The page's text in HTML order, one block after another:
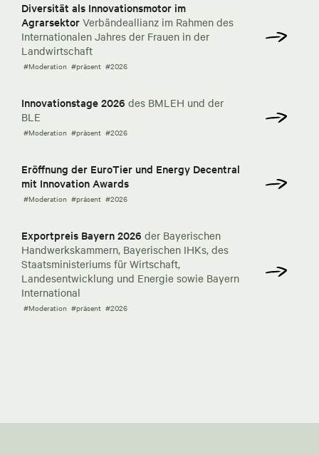
Diversität als Innovationsmotor im
Agrarsektor Verbändeallianz im Rahmen des
Internationalen Jahres der Frauen in der
Landwirtschaft
#Moderation #präsent #2026
Innovationstage 2026 des BMLEH und der
BLE
#Moderation #präsent #2026
Eröffnung der EuroTier und Energy Decentral
mit Innovation Awards
#Moderation #präsent #2026
Exportpreis Bayern 2026 der Bayerischen
Handwerkskammern, Bayerischen IHKs, des
Staatsministeriums für Wirtschaft,
Landesentwicklung und Energie sowie Bayern
International
#Moderation #präsent #2026